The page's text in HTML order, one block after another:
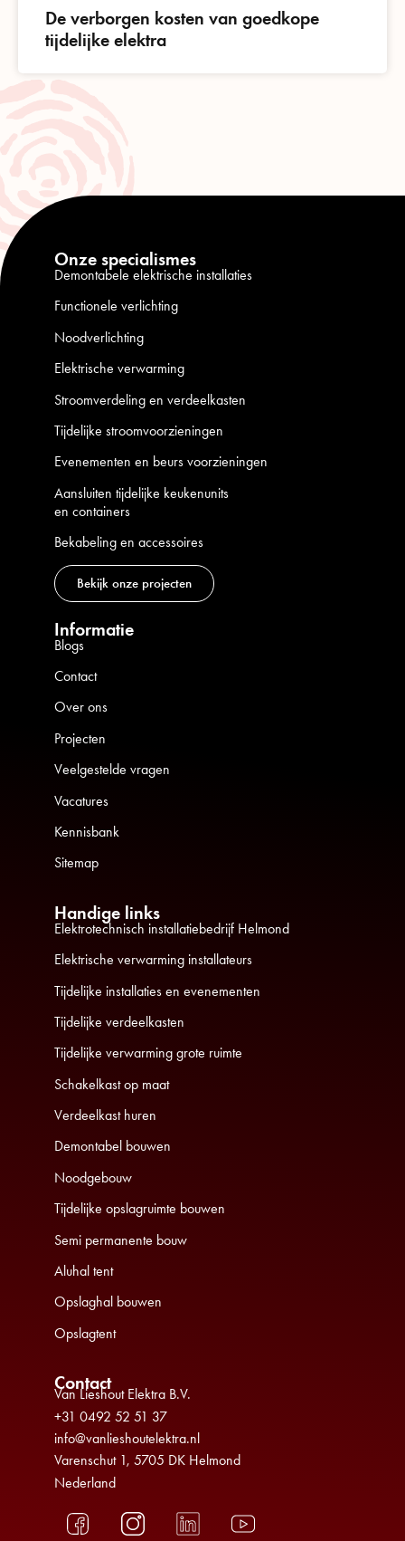
De verborgen kosten van goedkope
tijdelijke elektra
Onze specialismes
Demontabele elektrische installaties
Functionele verlichting
Noodverlichting
Elektrische verwarming
Stroomverdeling en verdeelkasten
Tijdelijke stroomvoorzieningen
Evenementen en beurs voorzieningen
Aansluiten tijdelijke keukenunits
en containers
Bekabeling en accessoires
Bekijk onze projecten
Informatie
Blogs
Contact
Over ons
Projecten
Veelgestelde vragen
Vacatures
Kennisbank
Sitemap
Handige links
Elektrotechnisch installatiebedrijf Helmond
Elektrische verwarming installateurs
Tijdelijke installaties en evenementen
Tijdelijke verdeelkasten
Tijdelijke verwarming grote ruimte
Schakelkast op maat
Verdeelkast huren
Demontabel bouwen
Noodgebouw
Tijdelijke opslagruimte bouwen
Semi permanente bouw
Aluhal tent
Opslaghal bouwen
Opslagtent
Contact
Van Lieshout Elektra B.V.
+31 0492 52 51 37
info@vanlieshoutelektra.nl
Varenschut 1, 5705 DK Helmond
Nederland